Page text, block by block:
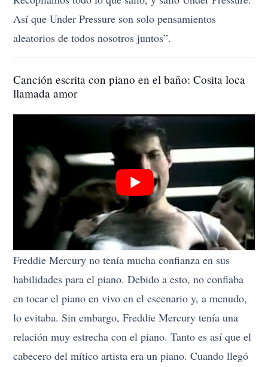
Así que Under Pressure son solo pensamientos
aleatorios de todos nosotros juntos”.
Canción escrita con piano en el baño: Cosita loca
llamada amor
Freddie Mercury no tenía mucha confianza en sus
habilidades para el piano. Debido a esto, no confiaba
en tocar el piano en vivo en el escenario y, a menudo,
lo evitaba. Sin embargo, Freddie Mercury tenía una
relación muy estrecha con el piano. Tanto es así que el
cabecero del mítico artista era un piano. Cuando llegó